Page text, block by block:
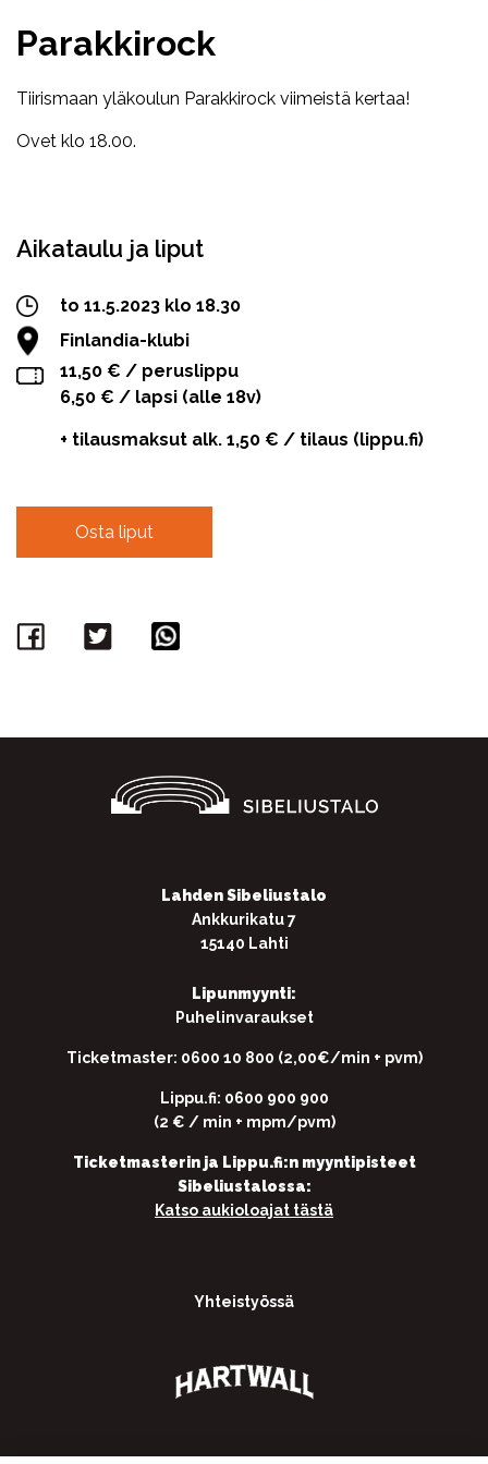
Parakkirock
Tiirismaan yläkoulun Parakkirock viimeistä kertaa!
Ovet klo 18.00.
Aikataulu ja liput
to 11.5.2023 klo 18.30
Finlandia-klubi
11,50 € / peruslippu
6,50 € / lapsi (alle 18v)
+ tilausmaksut alk. 1,50 € / tilaus (lippu.fi)
Osta liput
Facebook
Twitter
Lahden Sibeliustalo
Ankkurikatu 7
15140 Lahti
Lipunmyynti:
Puhelinvaraukset
Ticketmaster: 0600 10 800 (2,00€/min + pvm)
Lippu.fi: 0600 900 900
(2 € / min + mpm/pvm)
Ticketmasterin ja Lippu.fi:n myyntipisteet
Sibeliustalossa:
Katso aukioloajat tästä
Yhteistyössä